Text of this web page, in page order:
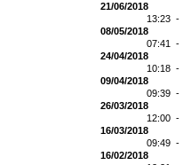
21/06/2018
13:23 -
08/05/2018
07:41 -
24/04/2018
10:18 -
09/04/2018
09:39 -
26/03/2018
12:00 -
16/03/2018
09:49 -
16/02/2018